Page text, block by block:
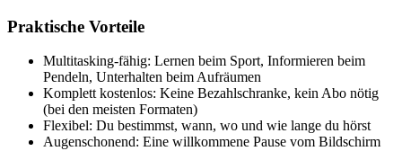
Praktische Vorteile
Multitasking-fähig: Lernen beim Sport, Informieren beim
Pendeln, Unterhalten beim Aufräumen
Komplett kostenlos: Keine Bezahlschranke, kein Abo nötig
(bei den meisten Formaten)
Flexibel: Du bestimmst, wann, wo und wie lange du hörst
Augenschonend: Eine willkommene Pause vom Bildschirm